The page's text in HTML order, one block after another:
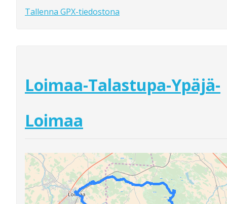
Tallenna GPX-tiedostona
Loimaa-Talastupa-Ypäjä-
Loimaa